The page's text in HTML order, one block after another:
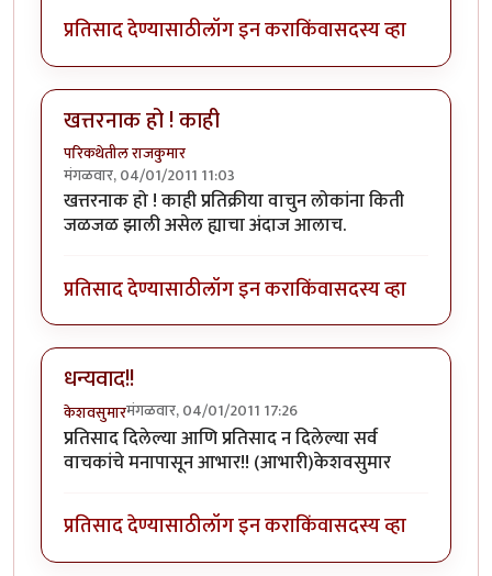
प्रतिसाद देण्यासाठीलॉग इन कराकिंवासदस्य व्हा
खत्तरनाक हो ! काही
परिकथेतील राजकुमार
मंगळवार, 04/01/2011 11:03
खत्तरनाक हो ! काही प्रतिक्रीया वाचुन लोकांना किती
जळजळ झाली असेल ह्याचा अंदाज आलाच.
प्रतिसाद देण्यासाठीलॉग इन कराकिंवासदस्य व्हा
धन्यवाद!!
केशवसुमारमंगळवार, 04/01/2011 17:26
प्रतिसाद दिलेल्या आणि प्रतिसाद न दिलेल्या सर्व
वाचकांचे मनापासून आभार!! (आभारी)केशवसुमार
प्रतिसाद देण्यासाठीलॉग इन कराकिंवासदस्य व्हा